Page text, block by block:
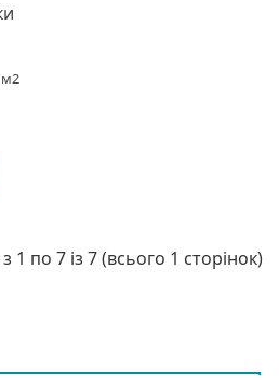
1 по 7 із 7 (всього 1 сторінок)